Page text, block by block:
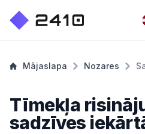
Mājaslapa Nozares
Tīmekļa
sadzīves